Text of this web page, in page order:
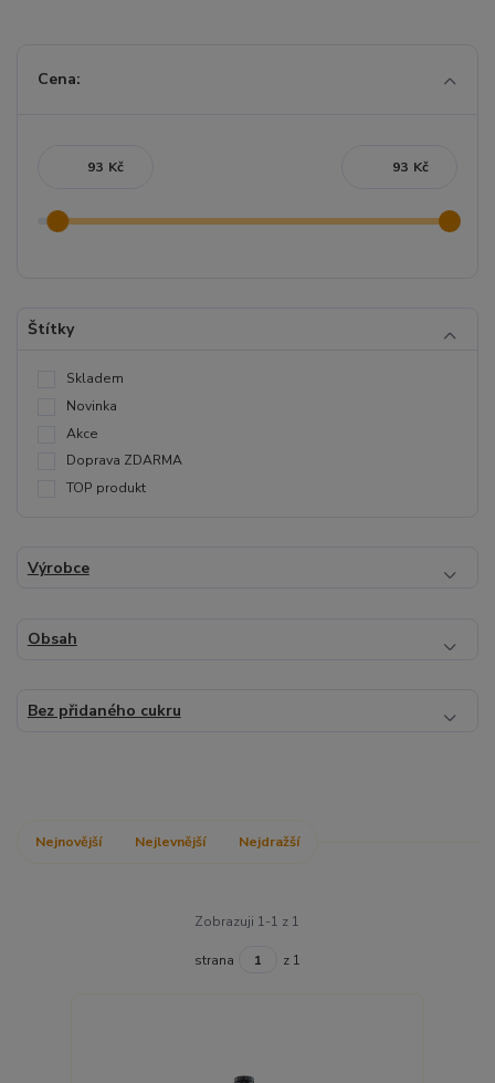
Cena:
Kč Kč
Štítky
Skladem
Novinka
Akce
Doprava ZDARMA
TOP produkt
Výrobce
Obsah
Bez přidaného cukru
Nejnovější Nejlevnější Nejdražší
Zobrazuji 1-1 z 1
strana z 1